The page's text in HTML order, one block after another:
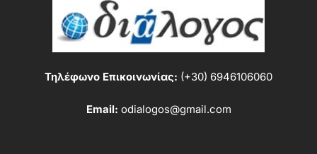
Τηλέφωνο Επικοινωνίας: (+30) 6946106060
Email: odialogos@gmail.com